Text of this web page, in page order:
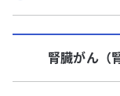
腎臓がん（